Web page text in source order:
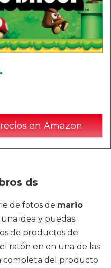
en Amazon
ds
de fotos de mario
idea y puedas
de productos de
ratón en en una de las
completa del producto